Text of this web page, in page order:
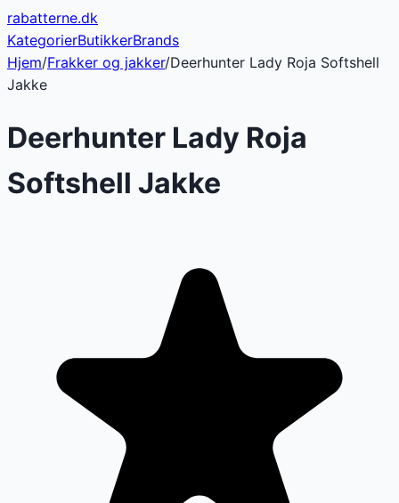
rabatterne.dk
KategorierButikkerBrands
Hjem/Frakker og jakker/Deerhunter Lady Roja Softshell
Jakke
Deerhunter Lady Roja
Softshell Jakke